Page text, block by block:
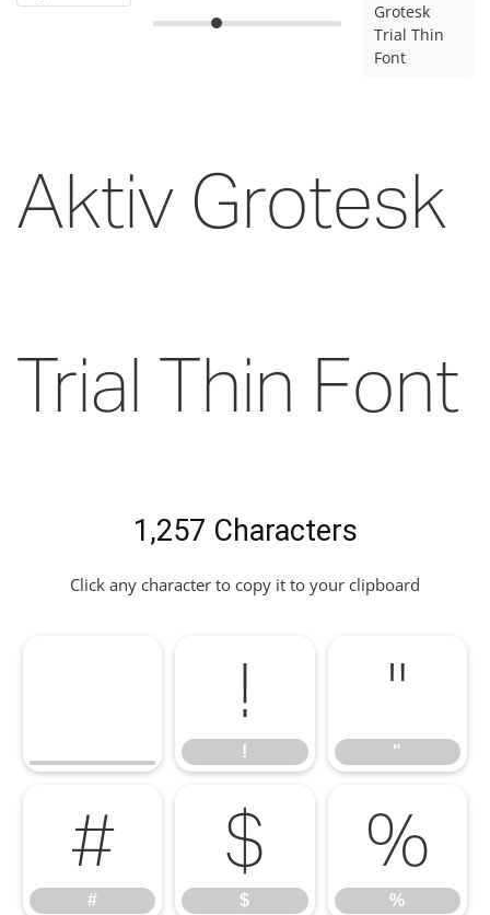
Grotesk
Trial Thin
Font
Aktiv Grotesk
Trial Thin Font
1,257 Characters
Click any character to copy it to your clipboard
!
!
"
"
#
#
$
$
%
%